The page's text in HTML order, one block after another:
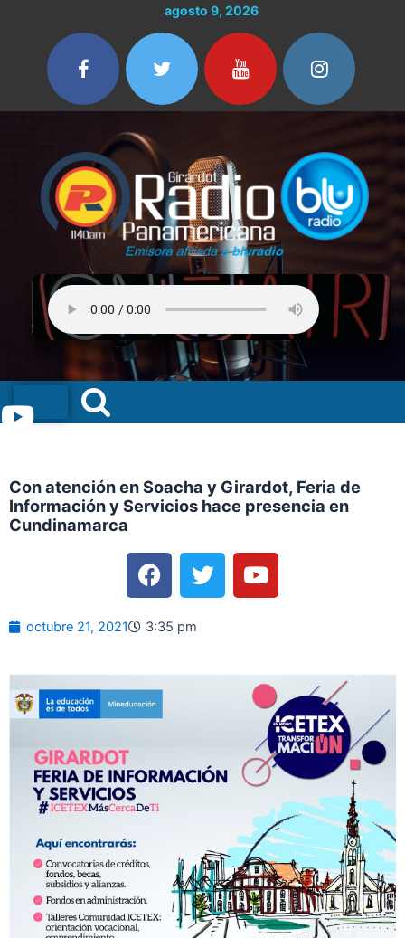
contenido
agosto 9, 2026
Menu
Con atención en Soacha y Girardot, Feria de
Información y Servicios hace presencia en
Cundinamarca
F
a
c
e
o
k
T
w
i
Y
o
u
e
octubre 21, 2021 3:35 pm